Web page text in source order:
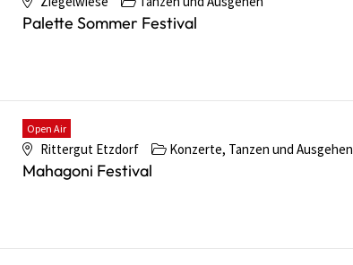
Palette Sommer Festival
Rittergut Etzdorf Konzerte, Tanzen und Ausgehen
Open Air
Mahagoni Festival